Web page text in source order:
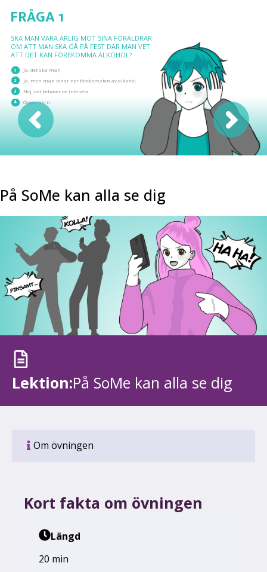
SKA MAN VARA ÄRLIG MOT SINA FÖRÄLDRAR
OM ATT MAN SKA GÅ PÅ FEST DÄR MAN VET
ATT DET KAN FÖREKOMMA ALKOHOL?
Ja, det ska man
FRÅGA 1
3
1
2
4
Ja, men man tonar ner förekomsten av alkohol
Nej, det behöver de inte veta
Öppet hörn
På SoMe kan alla se dig
Lektion:På SoMe kan alla se dig
Om övningen
Kort fakta om övningen
Längd
20 min